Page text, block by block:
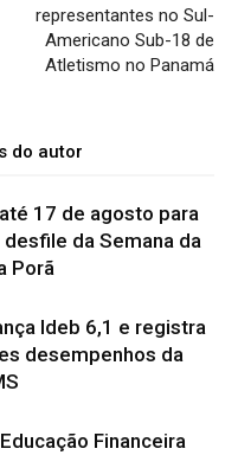
representantes no Sul-
Americano Sub-18 de
Atletismo no Panamá
do autor
17 de agosto para
da Semana da
Porã
Ideb 6,1 e registra
desempenhos da
Financeira